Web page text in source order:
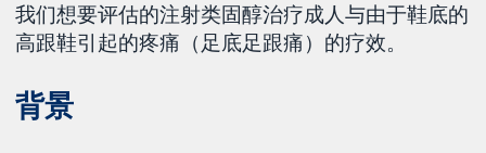
我们想要评估的注射类固醇治疗成人与由于鞋底的
高跟鞋引起的疼痛（足底足跟痛）的疗效。
背景